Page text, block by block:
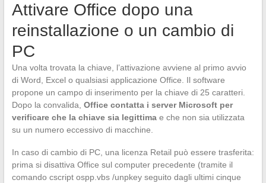
Attivare Office dopo una
reinstallazione o un cambio di
PC
Una volta trovata la chiave, l’attivazione avviene al primo avvio
di Word, Excel o qualsiasi applicazione Office. Il software
propone un campo di inserimento per la chiave di 25 caratteri.
Dopo la convalida, Office contatta i server Microsoft per
verificare che la chiave sia legittimae che non sia utilizzata
su un numero eccessivo di macchine.
In caso di cambio di PC, una licenza Retail può essere trasferita:
prima si disattiva Office sul computer precedente (tramite il
comando cscript ospp.vbs /unpkey seguito dagli ultimi cinque